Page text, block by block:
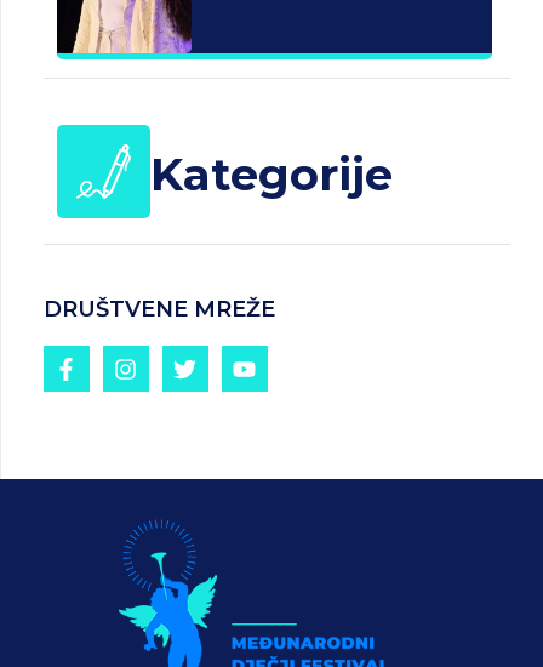
Kategorije
DRUŠTVENE MREŽE